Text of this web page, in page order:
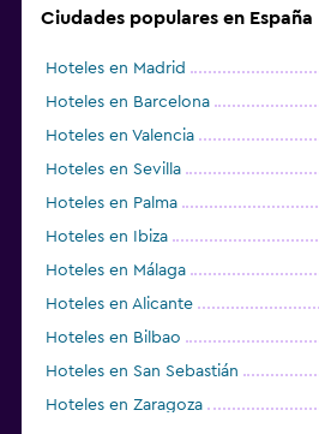
Ciudades populares en España
Hoteles en Madrid
Hoteles en Barcelona
Hoteles en Valencia
Hoteles en Sevilla
Hoteles en Palma
Hoteles en Ibiza
Hoteles en Málaga
Hoteles en Alicante
Hoteles en Bilbao
Hoteles en San Sebastián
Hoteles en Zaragoza